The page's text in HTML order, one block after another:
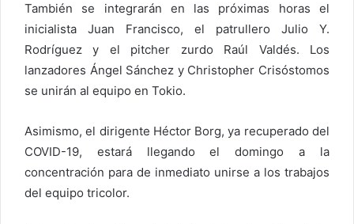
También se integrarán en las próximas horas el
inicialista Juan Francisco, el patrullero Julio Y.
Rodríguez y el pitcher zurdo Raúl Valdés. Los
lanzadores Ángel Sánchez y Christopher Crisóstomos
se unirán al equipo en Tokio.
Asimismo, el dirigente Héctor Borg, ya recuperado del
COVID-19, estará llegando el domingo a la
concentración para de inmediato unirse a los trabajos
del equipo tricolor.